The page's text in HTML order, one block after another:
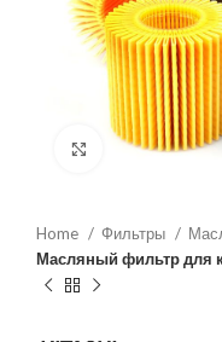
Увеличить
Home Фильтры
Масляный фильтр для